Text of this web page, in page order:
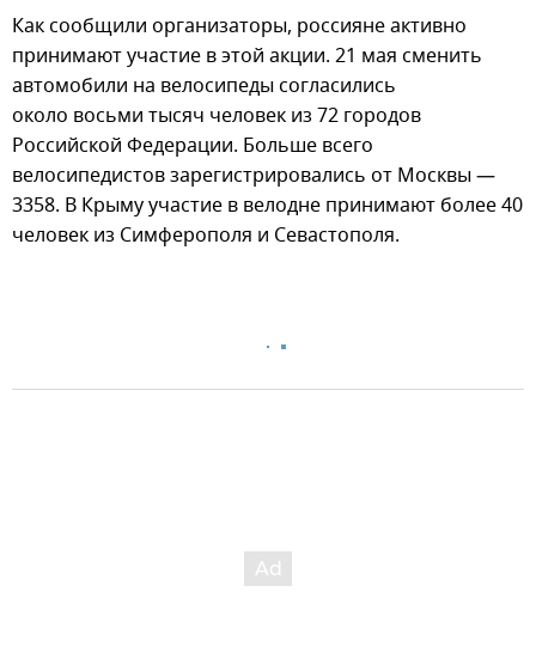
Как сообщили организаторы, россияне активно
принимают участие в этой акции. 21 мая сменить
автомобили на велосипеды согласились
около восьми тысяч человек из 72 городов
Российской Федерации. Больше всего
велосипедистов зарегистрировались от Москвы —
3358. В Крыму участие в велодне принимают более 40
человек из Симферополя и Севастополя.